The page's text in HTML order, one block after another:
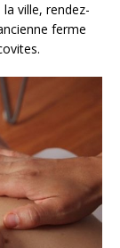
ville, rendez-
ferme